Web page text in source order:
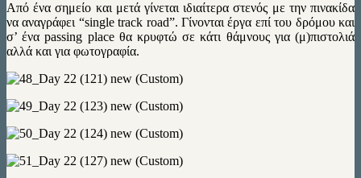
Aπό ένα σημείο και μετά γίνεται ιδιαίτερα στενός με την πινακίδα
να αναγράφει “single track road”. Γίνονται έργα επί του δρόμου και
σ’ ένα passing place θα κρυφτώ σε κάτι θάμνους για (μ)πιστολιά
αλλά και για φωτογραφία.